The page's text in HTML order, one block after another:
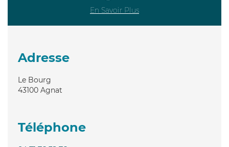
En Savoir Plus
Adresse
Le Bourg
43100 Agnat
Téléphone